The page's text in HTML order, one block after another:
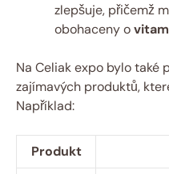
zlepšuje, přičemž
obohaceny o‍
Na Celiak expo bylo také
zajímavých produktů,⁢
Například:
Produkt